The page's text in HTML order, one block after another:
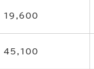
19,600
45,100